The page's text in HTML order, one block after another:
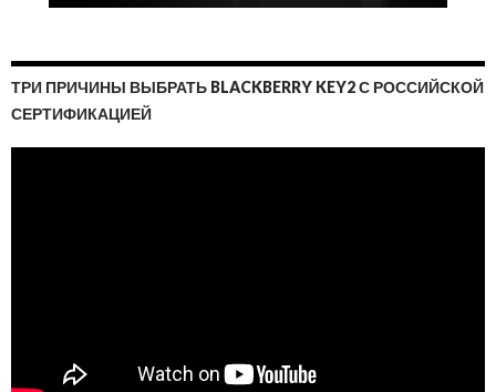
ТРИ ПРИЧИНЫ ВЫБРАТЬ BLACKBERRY KEY2 С РОССИЙСКОЙ
СЕРТИФИКАЦИЕЙ